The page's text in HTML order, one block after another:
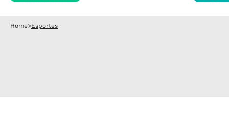
Home>Esportes